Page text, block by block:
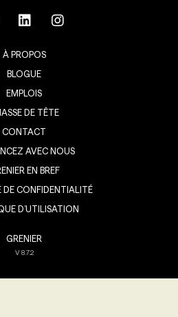
À PROPOS
BLOGUE
EMPLOIS
DE TÊTE
CONTACT
AVEC NOUS
EN BREF
DE CONFIDENTIALITÉ
D’UTILISATION
GRENIER
V8.7.2